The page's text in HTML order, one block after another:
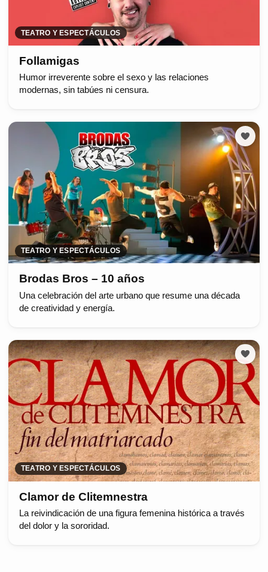
TEATRO Y ESPECTÁCULOS
Follamigas
Humor irreverente sobre el sexo y las relaciones
modernas, sin tabúes ni censura.
TEATRO Y ESPECTÁCULOS
Brodas Bros – 10 años
Una celebración del arte urbano que resume una década
de creatividad y energía.
TEATRO Y ESPECTÁCULOS
Clamor de Clitemnestra
La reivindicación de una figura femenina histórica a través
del dolor y la sororidad.